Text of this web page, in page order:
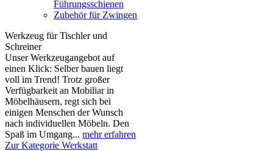
Führungsschienen
Zubehör für Zwingen
Werkzeug für Tischler und
Schreiner
Unser Werkzeugangebot auf
einen Klick: Selber bauen liegt
voll im Trend! Trotz großer
Verfügbarkeit an Mobiliar in
Möbelhäusern, regt sich bei
einigen Menschen der Wunsch
nach individuellen Möbeln. Den
Spaß im Umgang... mehr erfahren
Zur Kategorie Werkstatt